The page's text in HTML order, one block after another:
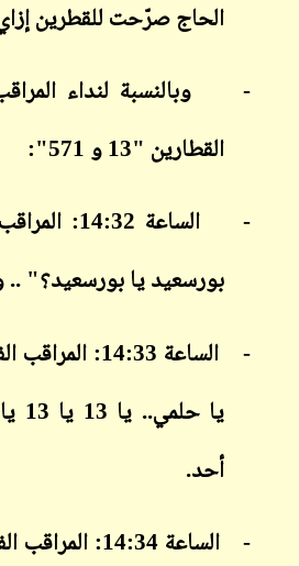
الحاج صرّحت للقطرين
-
وبالنسبة لنداء
القطارين "13 و 571":
-
بورسعيد يا بورسعيد؟"
-
الساعة 14:33:
أحد.
-
الساعة 14:34: